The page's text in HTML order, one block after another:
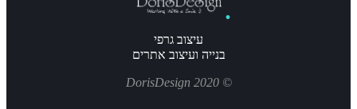
עיצוב גרפי
בנייה ועיצוב אתרים
© 2020 DorisDesign